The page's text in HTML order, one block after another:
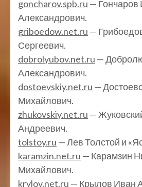
goncharov.spb.ru — Гончаров
Александрович.
griboedow.net.ru —
Сергеевич.
dobrolyubov.net.ru —
Александрович.
dostoevskiy.net.ru —
Михайлович.
zhukovskiy.net.ru —
Андреевич.
tolstoy.ru — Лев Толстой и
karamzin.net.ru — Карамзин
Михайлович.
krylov.net.ru — Крылов Иван